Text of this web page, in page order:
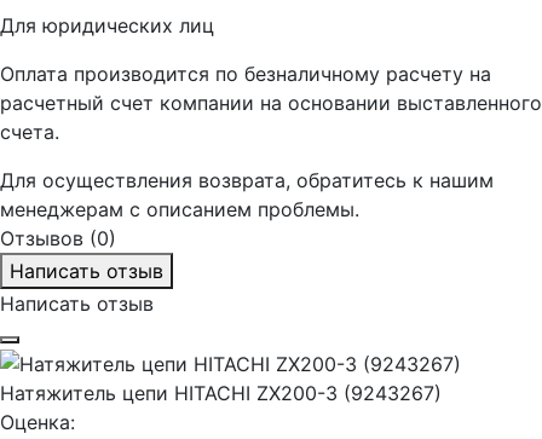
Для юридических лиц
Оплата производится по безналичному расчету на
расчетный счет компании на основании выставленного
счета.
Для осуществления возврата, обратитесь к нашим
менеджерам с описанием проблемы.
Отзывов (0)
Написать отзыв
Написать отзыв
Натяжитель цепи HITACHI ZX200-3 (9243267)
Оценка: